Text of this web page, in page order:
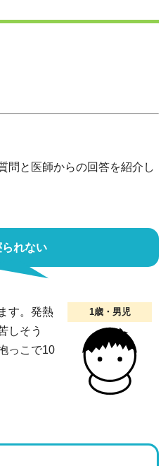
問と医師からの回答を紹介し
れない
1歳・男児
す。発熱
しそう
っこで10